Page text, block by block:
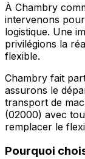
À Chambry
intervenons
logistique. Une
privilégions la
flexible.
Chambry fait
assurons le
transport de
(02000) avec
remplacer le
Pourquoi